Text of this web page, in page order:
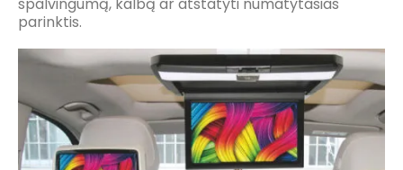
parinktis.